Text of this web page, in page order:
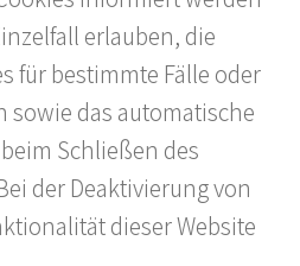
erlauben, die
für bestimmte Fälle oder
sowie das automatische
Schließen des
der Deaktivierung von
dieser Website